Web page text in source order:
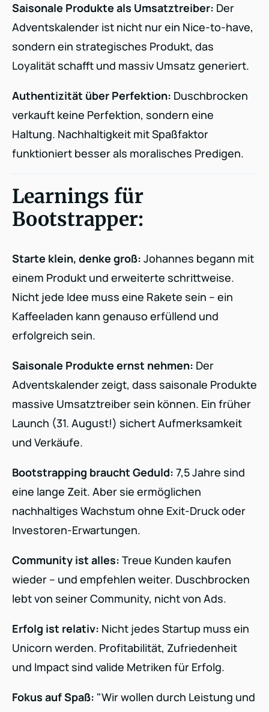
Saisonale Produkte als Umsatztreiber: Der
Adventskalender ist nicht nur ein Nice-to-have,
sondern ein strategisches Produkt, das
Loyalität schafft und massiv Umsatz generiert.
Authentizität über Perfektion: Duschbrocken
verkauft keine Perfektion, sondern eine
Haltung. Nachhaltigkeit mit Spaßfaktor
funktioniert besser als moralisches Predigen.
Learnings für
Bootstrapper:
Starte klein, denke groß: Johannes begann mit
einem Produkt und erweiterte schrittweise.
Nicht jede Idee muss eine Rakete sein – ein
Kaffeeladen kann genauso erfüllend und
erfolgreich sein.
Saisonale Produkte ernst nehmen: Der
Adventskalender zeigt, dass saisonale Produkte
massive Umsatztreiber sein können. Ein früher
Launch (31. August!) sichert Aufmerksamkeit
und Verkäufe.
Bootstrapping braucht Geduld: 7,5 Jahre sind
eine lange Zeit. Aber sie ermöglichen
nachhaltiges Wachstum ohne Exit-Druck oder
Investoren-Erwartungen.
Community ist alles: Treue Kunden kaufen
wieder – und empfehlen weiter. Duschbrocken
lebt von seiner Community, nicht von Ads.
Erfolg ist relativ: Nicht jedes Startup muss ein
Unicorn werden. Profitabilität, Zufriedenheit
und Impact sind valide Metriken für Erfolg.
Fokus auf Spaß: "Wir wollen durch Leistung und